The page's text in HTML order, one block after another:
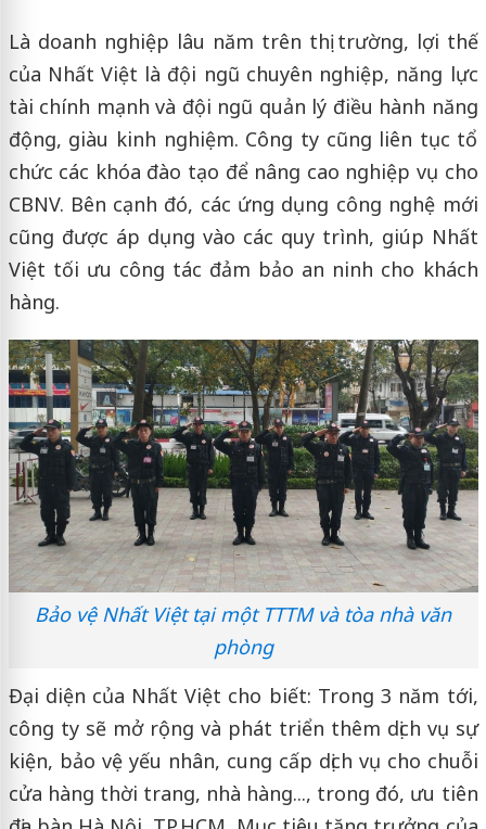
Là doanh nghiệp lâu năm trên thị trường, lợi thế
của Nhất Việt là đội ngũ chuyên nghiệp, năng lực
tài chính mạnh và đội ngũ quản lý điều hành năng
động, giàu kinh nghiệm. Công ty cũng liên tục tổ
chức các khóa đào tạo để nâng cao nghiệp vụ cho
CBNV. Bên cạnh đó, các ứng dụng công nghệ mới
cũng được áp dụng vào các quy trình, giúp Nhất
Việt tối ưu công tác đảm bảo an ninh cho khách
hàng.
Bảo vệ Nhất Việt tại một TTTM và tòa nhà văn
phòng
Đại diện của Nhất Việt cho biết: Trong 3 năm tới,
công ty sẽ mở rộng và phát triển thêm dịch vụ sự
kiện, bảo vệ yếu nhân, cung cấp dịch vụ cho chuỗi
cửa hàng thời trang, nhà hàng..., trong đó, ưu tiên